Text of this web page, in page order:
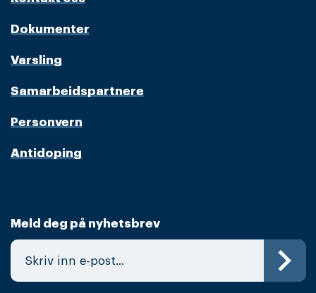
Dokumenter
Varsling
Samarbeidspartnere
Personvern
Antidoping
Meld deg på nyhetsbrev